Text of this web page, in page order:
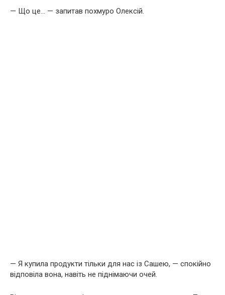
— Що це… — запитав похмуро Олексій.
— Я купила продукти тільки для нас із Сашею, — спокійно
відповіла вона, навіть не піднімаючи очей.